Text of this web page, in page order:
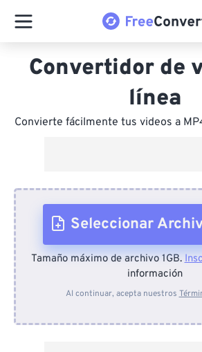
Convertidor de
línea
Convierte fácilmente tus videos a
Seleccionar
Desde el
Tamaño máximo de archivo 1GB.
información
Al continuar, acepta nuestros